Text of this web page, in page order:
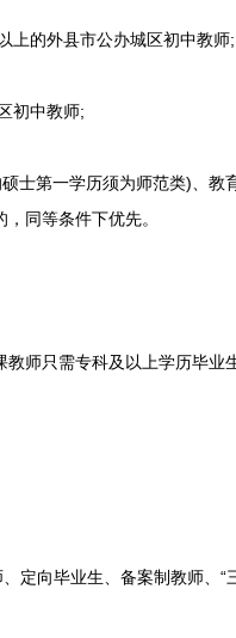
的外县市公办城区初中教师;
初中教师;
第一学历须为师范类)、教
同等条件下优先。
只需专科及以上学历毕业
向毕业生、备案制教师、“三